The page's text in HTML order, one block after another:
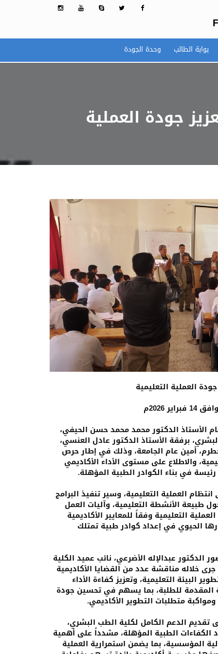
بوابة الطالب وحدة الجودة
جودة العملية
العملية التعليمية
الأستاذ الدكتور محمد محمد حسن الحيفي،
برفقة الأستاذ الدكتور عادل العنسي،
أمين عام الجامعة، وذلك في إطار حرص
والاطلاع على مستوى الأداء الأكاديمي
في بناء الكوادر الطبية المؤهلة.
العملية التعليمية، وسير تنفيذ البرامج
طبيعة الأنشطة التعليمية، وآليات العمل
التعليمية وفقاً للمعايير الأكاديمية
الحيوي في إعداد كوادر طبية تمتلك
عبدالإله الأضرعي، نائب عميد الكلية
خلاله مناقشة عدد من القضايا الأكاديمية
البيئة التعليمية، وتعزيز كفاءة الأداء
المقدمة للطلبة، بما يسهم في تحسين جودة
متطلبات التطوير الأكاديمي.
تقديم الدعم الكامل لكلية الطب البشري،
الكفاءات الطبية المؤهلة، مشدداً على أهمية
المؤسسية، بما يضمن استمرارية العملية